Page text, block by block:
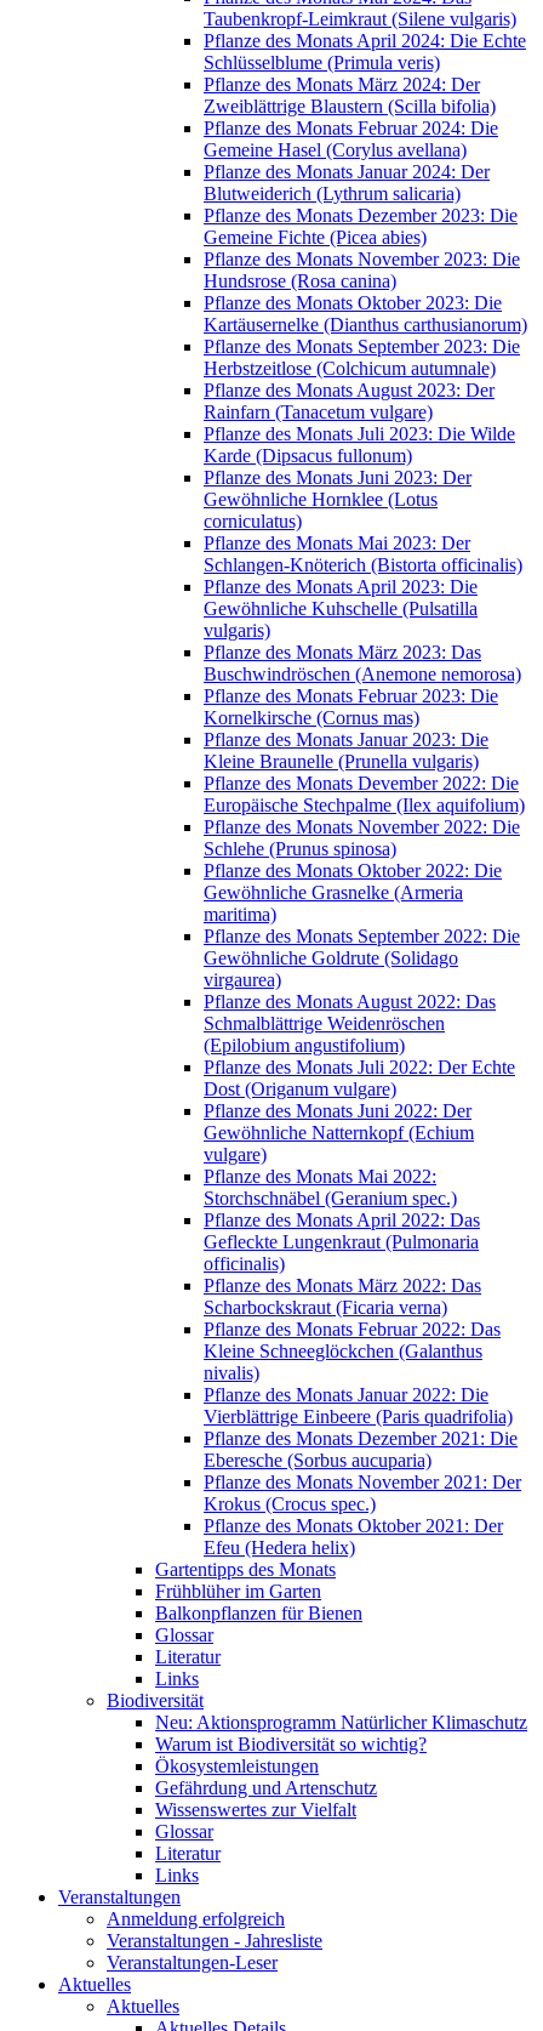
Taubenkropf-Leimkraut (Silene vulgaris)
Pflanze des Monats April 2024: Die Echte
Schlüsselblume (Primula veris)
Pflanze des Monats März 2024: Der
Zweiblättrige Blaustern (Scilla bifolia)
Pflanze des Monats Februar 2024: Die
Gemeine Hasel (Corylus avellana)
Pflanze des Monats Januar 2024: Der
Blutweiderich (Lythrum salicaria)
Pflanze des Monats Dezember 2023: Die
Gemeine Fichte (Picea abies)
Pflanze des Monats November 2023: Die
Hundsrose (Rosa canina)
Pflanze des Monats Oktober 2023: Die
Kartäusernelke (Dianthus carthusianorum)
Pflanze des Monats September 2023: Die
Herbstzeitlose (Colchicum autumnale)
Pflanze des Monats August 2023: Der
Rainfarn (Tanacetum vulgare)
Pflanze des Monats Juli 2023: Die Wilde
Karde (Dipsacus fullonum)
Pflanze des Monats Juni 2023: Der
Gewöhnliche Hornklee (Lotus
corniculatus)
Pflanze des Monats Mai 2023: Der
Schlangen-Knöterich (Bistorta officinalis)
Pflanze des Monats April 2023: Die
Gewöhnliche Kuhschelle (Pulsatilla
vulgaris)
Pflanze des Monats März 2023: Das
Buschwindröschen (Anemone nemorosa)
Pflanze des Monats Februar 2023: Die
Kornelkirsche (Cornus mas)
Pflanze des Monats Januar 2023: Die
Kleine Braunelle (Prunella vulgaris)
Pflanze des Monats Devember 2022: Die
Europäische Stechpalme (Ilex aquifolium)
Pflanze des Monats November 2022: Die
Schlehe (Prunus spinosa)
Pflanze des Monats Oktober 2022: Die
Gewöhnliche Grasnelke (Armeria
maritima)
Pflanze des Monats September 2022: Die
Gewöhnliche Goldrute (Solidago
virgaurea)
Pflanze des Monats August 2022: Das
Schmalblättrige Weidenröschen
(Epilobium angustifolium)
Pflanze des Monats Juli 2022: Der Echte
Dost (Origanum vulgare)
Pflanze des Monats Juni 2022: Der
Gewöhnliche Natternkopf (Echium
vulgare)
Pflanze des Monats Mai 2022:
Storchschnäbel (Geranium spec.)
Pflanze des Monats April 2022: Das
Gefleckte Lungenkraut (Pulmonaria
officinalis)
Pflanze des Monats März 2022: Das
Scharbockskraut (Ficaria verna)
Pflanze des Monats Februar 2022: Das
Kleine Schneeglöckchen (Galanthus
nivalis)
Pflanze des Monats Januar 2022: Die
Vierblättrige Einbeere (Paris quadrifolia)
Pflanze des Monats Dezember 2021: Die
Eberesche (Sorbus aucuparia)
Pflanze des Monats November 2021: Der
Krokus (Crocus spec.)
Pflanze des Monats Oktober 2021: Der
Efeu (Hedera helix)
Gartentipps des Monats
Frühblüher im Garten
Balkonpflanzen für Bienen
Glossar
Literatur
Links
Biodiversität
Neu: Aktionsprogramm Natürlicher Klimaschutz
Warum ist Biodiversität so wichtig?
Ökosystemleistungen
Gefährdung und Artenschutz
Wissenswertes zur Vielfalt
Glossar
Literatur
Links
Veranstaltungen
Anmeldung erfolgreich
Veranstaltungen - Jahresliste
Veranstaltungen-Leser
Aktuelles
Aktuelles